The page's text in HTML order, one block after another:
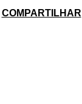
COMPARTILHAR